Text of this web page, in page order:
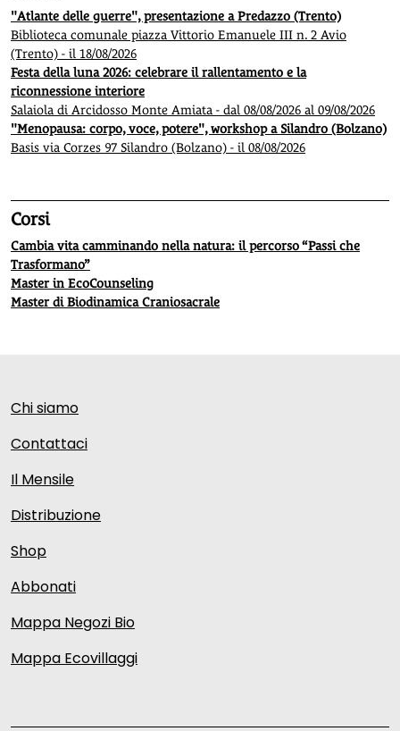
"Atlante delle guerre", presentazione a Predazzo (Trento)
Biblioteca comunale piazza Vittorio Emanuele III n. 2 Avio
(Trento) - il 18/08/2026
Festa della luna 2026: celebrare il rallentamento e la
riconnessione interiore
Salaiola di Arcidosso Monte Amiata - dal 08/08/2026 al 09/08/2026
"Menopausa: corpo, voce, potere", workshop a Silandro (Bolzano)
Basis via Corzes 97 Silandro (Bolzano) - il 08/08/2026
Corsi
Cambia vita camminando nella natura: il percorso “Passi che
Trasformano”
Master in EcoCounseling
Master di Biodinamica Craniosacrale
Chi siamo
Contattaci
Il Mensile
Distribuzione
Shop
Abbonati
Mappa Negozi Bio
Mappa Ecovillaggi